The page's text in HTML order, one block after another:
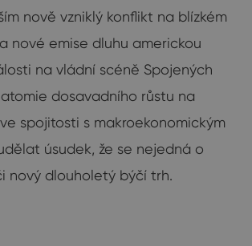
nově vzniklý konflikt na blízkém
nové emise dluhu americkou
na vládní scéně Spojených
dosavadního růstu na
spojitosti s makroekonomickým
úsudek, že se nejedná o
nový dlouholetý býčí trh.